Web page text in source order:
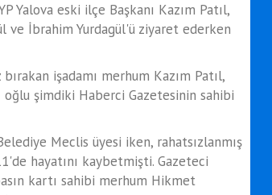
Yalova eski ilçe Başkanı Kazım Patıl,
ve İbrahim Yurdagül'ü ziyaret ederken
işadamı merhum Kazım Patıl,
şimdiki Haberci Gazetesinin sahibi
Meclis üyesi iken, rahatsızlanmış
hayatını kaybetmişti. Gazeteci
kartı sahibi merhum Hikmet